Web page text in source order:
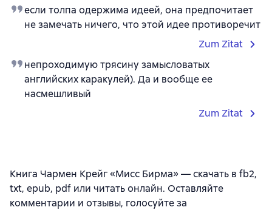
если толпа одержима идеей, она предпочитает
не замечать ничего, что этой идее противоречит
Zum Zitat
непроходимую трясину замысловатых
английских каракулей). Да и вообще ее
насмешливый
Zum Zitat
Книга Чармен Крейг «Мисс Бирма» — скачать в fb2,
txt, epub, pdf или читать онлайн. Оставляйте
комментарии и отзывы, голосуйте за